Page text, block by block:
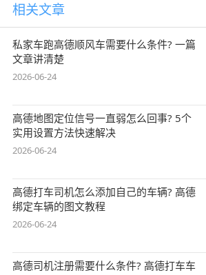
相关文章
私家车跑高德顺风车需要什么条件? 一篇
文章讲清楚
2026-06-24
高德地图定位信号一直弱怎么回事? 5个
实用设置方法快速解决
2026-06-24
高德打车司机怎么添加自己的车辆? 高德
绑定车辆的图文教程
2026-06-24
高德司机注册需要什么条件? 高德打车车